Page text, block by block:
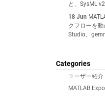
と、SysML
18 Jun
クフローを動
Studio、
Categories
ユーザー紹介
MATLAB Expo